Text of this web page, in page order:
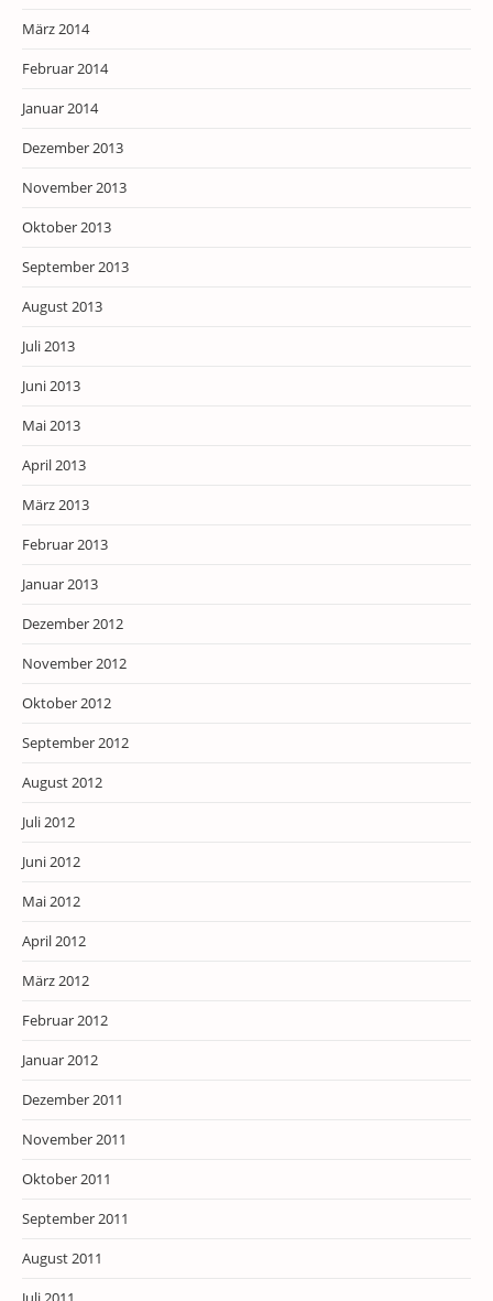
März 2014
Februar 2014
Januar 2014
Dezember 2013
November 2013
Oktober 2013
September 2013
August 2013
Juli 2013
Juni 2013
Mai 2013
April 2013
März 2013
Februar 2013
Januar 2013
Dezember 2012
November 2012
Oktober 2012
September 2012
August 2012
Juli 2012
Juni 2012
Mai 2012
April 2012
März 2012
Februar 2012
Januar 2012
Dezember 2011
November 2011
Oktober 2011
September 2011
August 2011